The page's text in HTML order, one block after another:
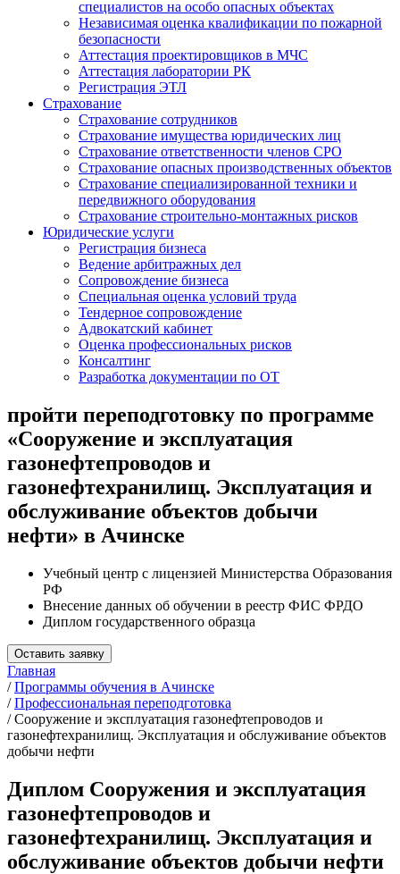
специалистов на особо опасных объектах
Независимая оценка квалификации по пожарной
безопасности
Аттестация проектировщиков в МЧС
Аттестация лаборатории РК
Регистрация ЭТЛ
Страхование
Страхование сотрудников
Страхование имущества юридических лиц
Страхование ответственности членов СРО
Страхование опасных производственных объектов
Страхование специализированной техники и
передвижного оборудования
Страхование строительно-монтажных рисков
Юридические услуги
Регистрация бизнеса
Ведение арбитражных дел
Сопровождение бизнеса
Специальная оценка условий труда
Тендерное сопровождение
Адвокатский кабинет
Оценка профессиональных рисков
Консалтинг
Разработка документации по ОТ
пройти переподготовку по программе
«Сооружение и эксплуатация
газонефтепроводов и
газонефтехранилищ. Эксплуатация и
обслуживание объектов добычи
нефти» в Ачинске
Учебный центр с лицензией Министерства Образования
РФ
Внесение данных об обучении в реестр ФИС ФРДО
Диплом государственного образца
Оставить заявку
Главная
/Программы обучения в Ачинске
/Профессиональная переподготовка
/Сооружение и эксплуатация газонефтепроводов и
газонефтехранилищ. Эксплуатация и обслуживание объектов
добычи нефти
Диплом Сооружения и эксплуатация
газонефтепроводов и
газонефтехранилищ. Эксплуатация и
обслуживание объектов добычи нефти